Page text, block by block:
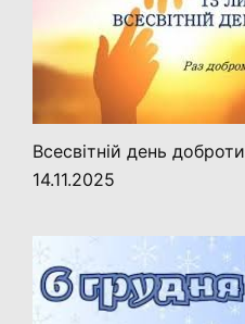
Всесвітній день доброти
14.11.2025